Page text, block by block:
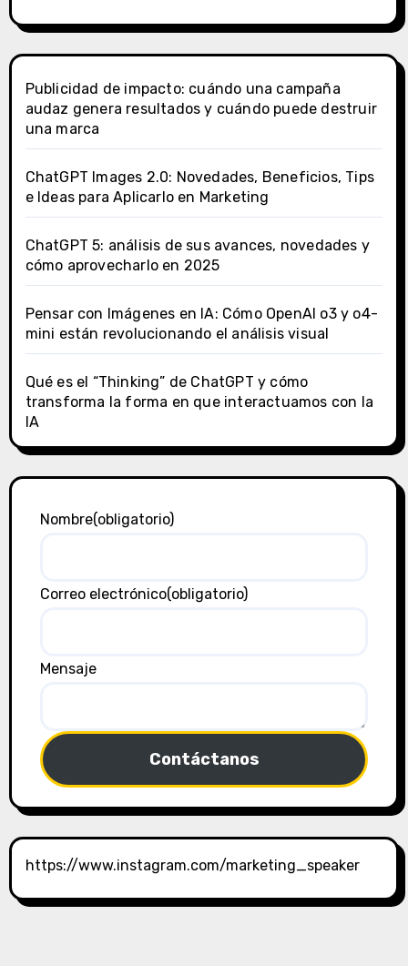
Publicidad de impacto: cuándo una campaña
audaz genera resultados y cuándo puede destruir
una marca
ChatGPT Images 2.0: Novedades, Beneficios, Tips
e Ideas para Aplicarlo en Marketing
ChatGPT 5: análisis de sus avances, novedades y
cómo aprovecharlo en 2025
Pensar con Imágenes en IA: Cómo OpenAI o3 y o4-
mini están revolucionando el análisis visual
Qué es el “Thinking” de ChatGPT y cómo
transforma la forma en que interactuamos con la
IA
Nombre(obligatorio)
Correo electrónico(obligatorio)
Mensaje
Contáctanos
https://www.instagram.com/marketing_speaker